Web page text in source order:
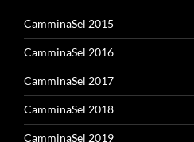
CamminaSel 2015
CamminaSel 2016
CamminaSel 2017
CamminaSel 2018
CamminaSel 2019